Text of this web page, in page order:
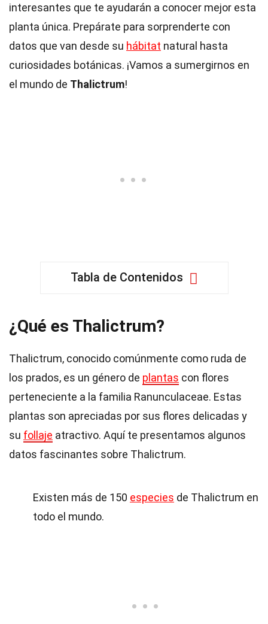
interesantes que te ayudarán a conocer mejor esta
planta única. Prepárate para sorprenderte con
datos que van desde su hábitat natural hasta
curiosidades botánicas. ¡Vamos a sumergirnos en
el mundo de Thalictrum!
Tabla de Contenidos
¿Qué es Thalictrum?
Thalictrum, conocido comúnmente como ruda de
los prados, es un género de plantas con flores
perteneciente a la familia Ranunculaceae. Estas
plantas son apreciadas por sus flores delicadas y
su follaje atractivo. Aquí te presentamos algunos
datos fascinantes sobre Thalictrum.
Existen más de 150 especies de Thalictrum en
todo el mundo.